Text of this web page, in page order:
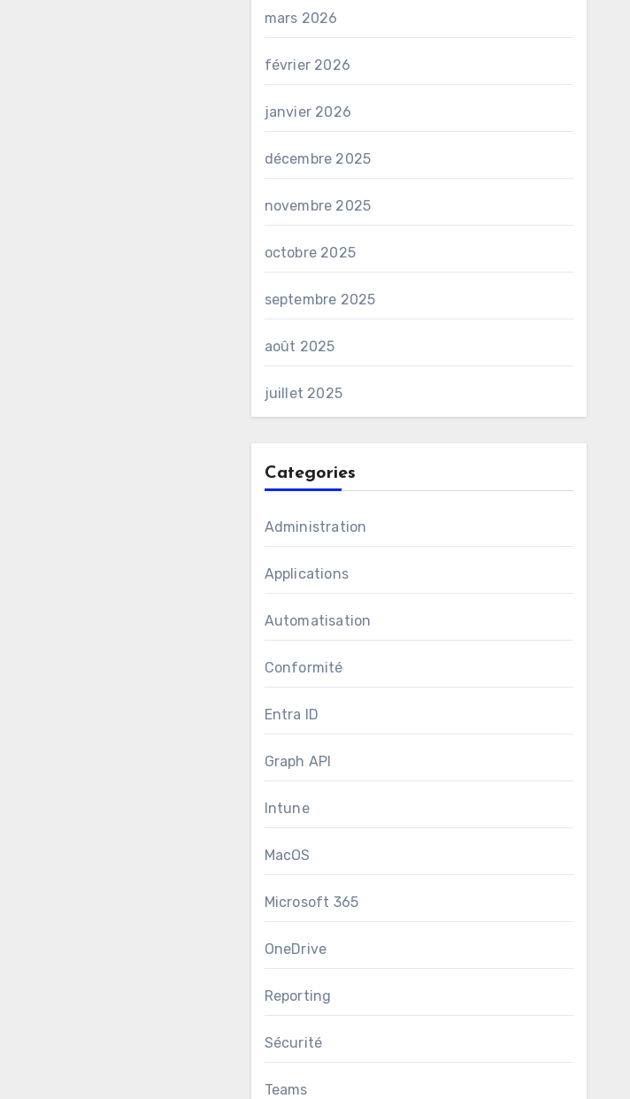
mars 2026
février 2026
janvier 2026
décembre 2025
novembre 2025
octobre 2025
septembre 2025
août 2025
juillet 2025
Categories
Administration
Applications
Automatisation
Conformité
Entra ID
Graph API
Intune
MacOS
Microsoft 365
OneDrive
Reporting
Sécurité
Teams